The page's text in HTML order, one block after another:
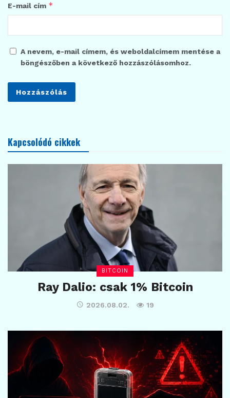
E-mail cím *
A nevem, e-mail címem, és weboldalcímem mentése a
böngészőben a következő hozzászólásomhoz.
Kapcsolódó cikkek
BITCOIN
Ray Dalio: csak 1% Bitcoin
2026.08.02. 19